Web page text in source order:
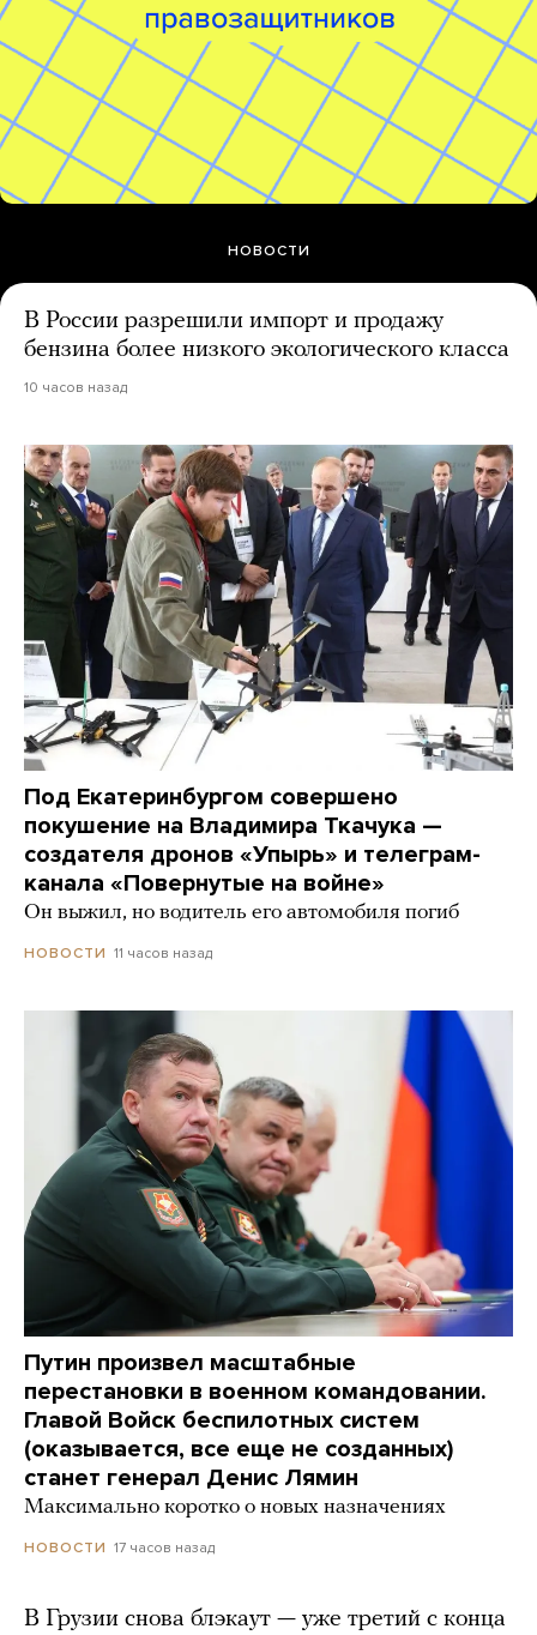
НОВОСТИ
В России разрешили импорт и продажу
бензина более низкого экологического класса
10 часов назад
Под Екатеринбургом совершено
покушение на Владимира Ткачука —
создателя дронов «Упырь» и телеграм-
канала «Повернутые на войне»
Он выжил, но водитель его автомобиля погиб
НОВОСТИ 11 часов назад
Путин произвел масштабные
перестановки в военном командовании.
Главой Войск беспилотных систем
(оказывается, все еще не созданных)
станет генерал Денис Лямин
Максимально коротко о новых назначениях
НОВОСТИ 17 часов назад
В Грузии снова блэкаут — уже третий с конца